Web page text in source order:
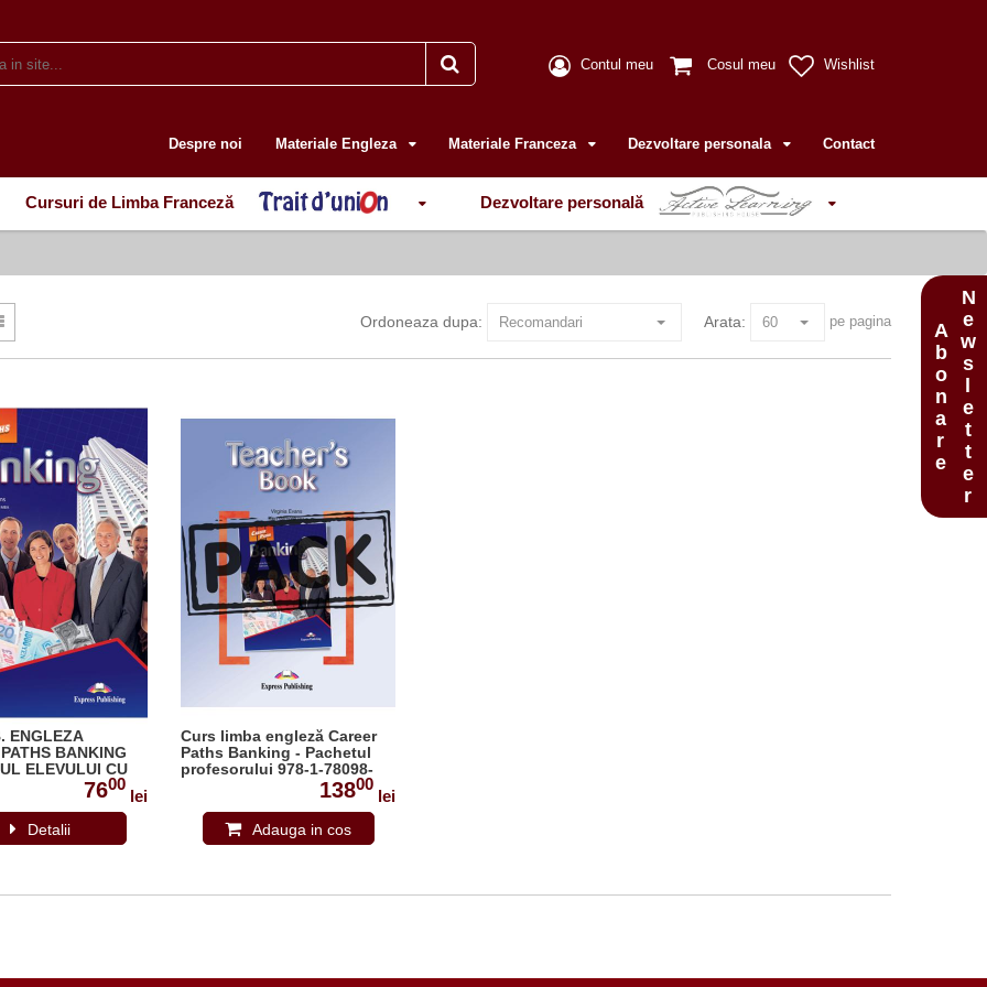
Contul meu Cosul meu Wishlist
Contact
Dezvoltare personala
Materiale Franceza
Materiale Engleza
Despre noi
Cursuri de Limba Franceză Dezvoltare personală
Ordoneaza dupa: Arata: pe pagina
ENGLEZA
BANKING
ELEVULUI CU
APP.
7600
lei
Detalii
Curs limba engleză Career
Paths Banking - Pachetul
profesorului 978-1-78098-
13800
lei
Adauga in cos
Newsletter
Abonare